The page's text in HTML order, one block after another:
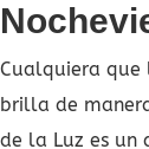
Cualquiera
brilla de
de la Luz es un